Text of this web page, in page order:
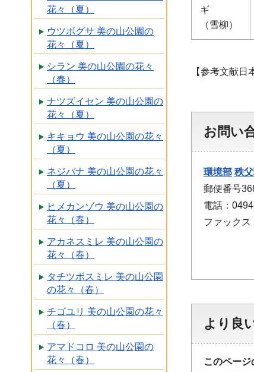
花々（夏）
ウツボグサ 美の山公園の
花々（夏）
シラン 美の山公園の花々
（春）
ナツズイセン 美の山公園の
花々（夏）
キキョウ 美の山公園の花々
（夏）
ネジバナ 美の山公園の花々
（夏）
ヒメカンゾウ 美の山公園の
花々（春）
アカネスミレ 美の山公園の
花々（春）
タチツボスミレ 美の山公園
の花々（春）
チゴユリ 美の山公園の花々
（春）
アマドコロ 美の山公園の
花々（春）
ギ
（雪柳）
【参考文献日
お問い
環境部 秩
郵便番号
電話：
ファック
より良
このページ